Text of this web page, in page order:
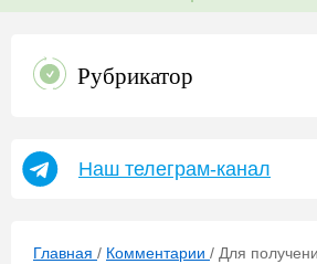
Рубрикатор
Наш телеграм-канал
Главная / Комментарии / Для